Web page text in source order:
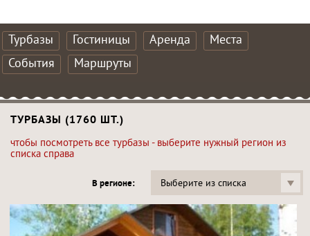
Турбазы Гостиницы Аренда
Места
События
Маршруты
ТУРБАЗЫ (1760 ШТ.)
чтобы посмотреть все турбазы - выберите нужный регион из
списка справа
В регионе: Выберите из списка